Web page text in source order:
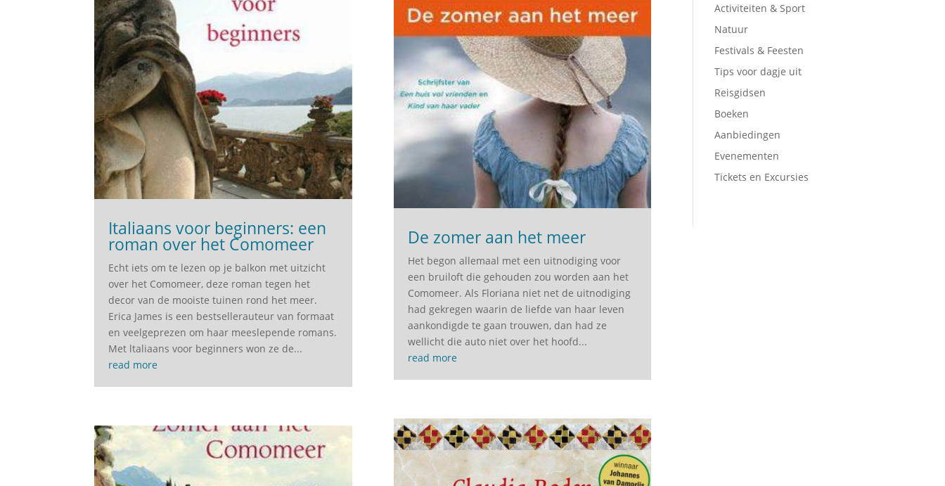
Italiaans voor beginners: een
roman over het Comomeer
Echt iets om te lezen op je balkon met uitzicht
over het Comomeer, deze roman tegen het
decor van de mooiste tuinen rond het meer.
Erica James is een bestsellerauteur van formaat
en veelgeprezen om haar meeslepende romans.
Met ltaliaans voor beginners won ze de...
read more
De zomer aan het meer
Het begon allemaal met een uitnodiging voor
een bruiloft die gehouden zou worden aan het
Comomeer. Als Floriana niet net de uitnodiging
had gekregen waarin de liefde van haar leven
aankondigde te gaan trouwen, dan had ze
wellicht die auto niet over het hoofd...
read more
Activiteiten & Sport
Natuur
Festivals & Feesten
Tips voor dagje uit
Reisgidsen
Boeken
Aanbiedingen
Evenementen
Tickets en Excursies